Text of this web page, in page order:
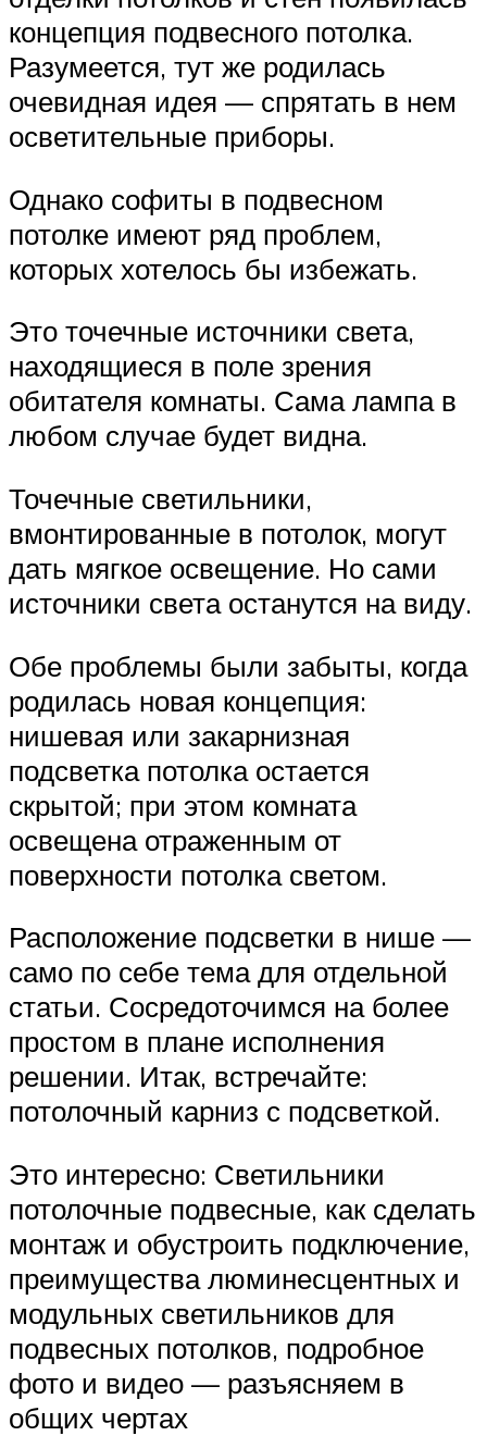
концепция подвесного потолка.
Разумеется, тут же родилась
очевидная идея — спрятать в нем
осветительные приборы.
Однако софиты в подвесном
потолке имеют ряд проблем,
которых хотелось бы избежать.
Это точечные источники света,
находящиеся в поле зрения
обитателя комнаты. Сама лампа в
любом случае будет видна.
Точечные светильники,
вмонтированные в потолок, могут
дать мягкое освещение. Но сами
источники света останутся на виду.
Обе проблемы были забыты, когда
родилась новая концепция:
нишевая или закарнизная
подсветка потолка остается
скрытой; при этом комната
освещена отраженным от
поверхности потолка светом.
Расположение подсветки в нише —
само по себе тема для отдельной
статьи. Сосредоточимся на более
простом в плане исполнения
решении. Итак, встречайте:
потолочный карниз с подсветкой.
Это интересно: Светильники
потолочные подвесные, как сделать
монтаж и обустроить подключение,
преимущества люминесцентных и
модульных светильников для
подвесных потолков, подробное
фото и видео — разъясняем в
общих чертах